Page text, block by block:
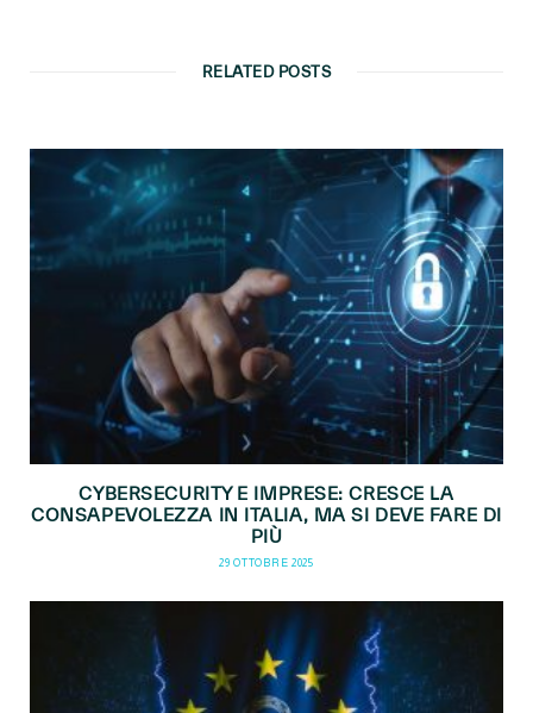
RELATED POSTS
CYBERSECURITY E IMPRESE: CRESCE LA
CONSAPEVOLEZZA IN ITALIA, MA SI DEVE FARE DI
PIÙ
29 OTTOBRE 2025